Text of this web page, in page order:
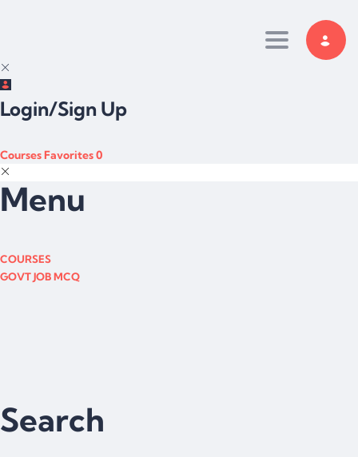
Toggle
Login/Sign Up
CoursesFavorites0
Menu
COURSES
GOVT JOB MCQ
Search